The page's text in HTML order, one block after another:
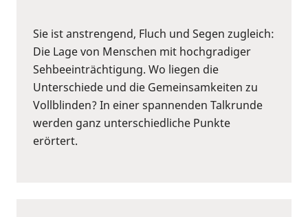
Sie ist anstrengend, Fluch und Segen zugleich:
Die Lage von Menschen mit hochgradiger
Sehbeeinträchtigung. Wo liegen die
Unterschiede und die Gemeinsamkeiten zu
Vollblinden? In einer spannenden Talkrunde
werden ganz unterschiedliche Punkte
erörtert.